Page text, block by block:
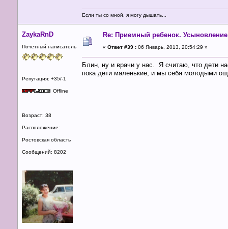
Если ты со мной, я могу дышать...
ZaykaRnD
Почетный написатель
Репутация: +35/-1
Offline
Возраст: 38
Расположение:
Ростовская область
Сообщений: 8202
Re: Приемный ребенок. Усыновление
« Ответ #39 : 06 Январь, 2013, 20:54:29 »
Блин, ну и врачи у нас. Я считаю, что дети
пока дети маленькие, и мы себя молодыми